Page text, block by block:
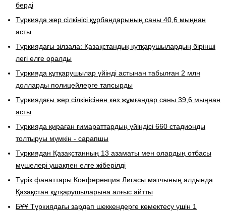
берді
Түркияда жер сілкінісі құрбандарының саны 40,6 мыңнан
асты
Түркиядағы зілзала: Қазақстандық құтқарушылардың бірінші
легі елге оралды
Түркияда құтқарушылар үйінді астынан табылған 2 млн
долларды полицейлерге тапсырды
Түркиядағы жер сілкінісінен көз жұмғандар саны 39,6 мыңнан
асты
Түркияда қираған ғимараттардың үйіндісі 660 стадионды
толтыруы мүмкін - сарапшы
Түркиядан Қазақстанның 13 азаматы мен олардың отбасы
мүшелері ұшақпен елге жіберілді
Түрік фанаттары Конференция Лигасы матчының алдында
Қазақстан құтқарушыларына алғыс айтты
БҰҰ Түркиядағы зардап шеккендерге көмектесу үшін 1